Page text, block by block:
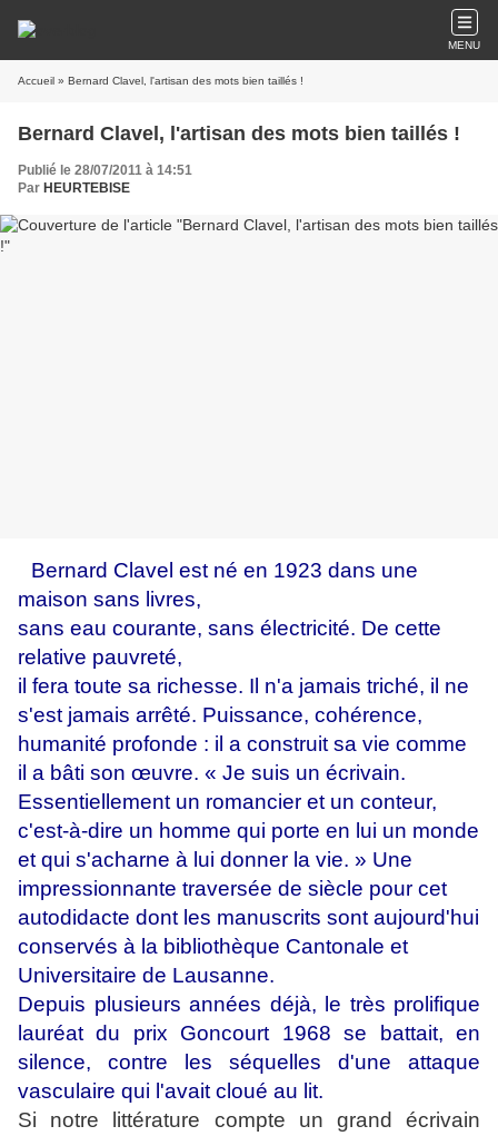
MENU
Accueil » Bernard Clavel, l'artisan des mots bien taillés !
Bernard Clavel, l'artisan des mots bien taillés !
Publié le 28/07/2011 à 14:51
Par HEURTEBISE
Bernard Clavel est né en 1923 dans une
maison sans livres,
sans eau courante, sans électricité. De cette
relative pauvreté,
il fera toute sa richesse. Il n'a jamais triché, il ne
s'est jamais arrêté. Puissance, cohérence,
humanité profonde : il a construit sa vie comme
il a bâti son œuvre. « Je suis un écrivain.
Essentiellement un romancier et un conteur,
c'est-à-dire un homme qui porte en lui un monde
et qui s'acharne à lui donner la vie. » Une
impressionnante traversée de siècle pour cet
autodidacte dont les manuscrits sont aujourd'hui
conservés à la bibliothèque Cantonale et
Universitaire de Lausanne.
Depuis plusieurs années déjà, le très prolifique
lauréat du prix Goncourt 1968 se battait, en
silence, contre les séquelles d'une attaque
vasculaire qui l'avait cloué au lit.
Si notre littérature compte un grand écrivain